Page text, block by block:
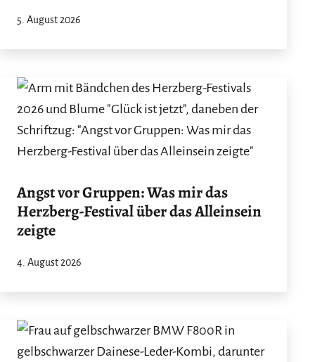
5. August 2026
Angst vor Gruppen: Was mir das
Herzberg-Festival über das Alleinsein
zeigte
4. August 2026